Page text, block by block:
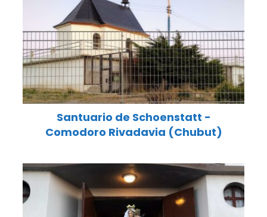
Santuario de Schoenstatt -
Comodoro Rivadavia (Chubut)